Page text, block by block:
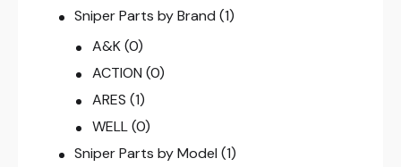
Sniper Parts by Brand (1)
A&K (0)
ACTION (0)
ARES (1)
WELL (0)
Sniper Parts by Model (1)